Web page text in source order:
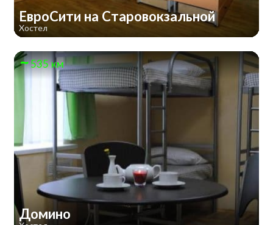
ЕвроСити на Старовокзальной
Хостел
535 км
Домино